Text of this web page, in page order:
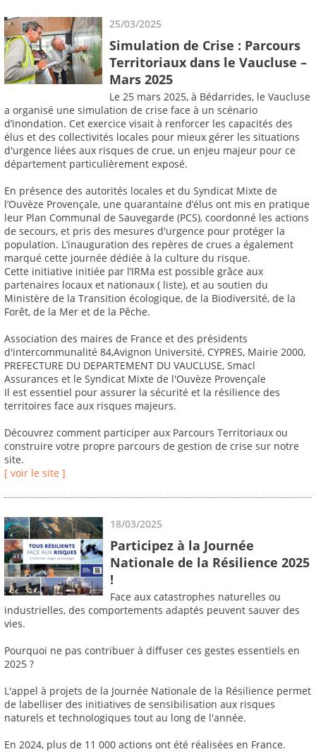
25/03/2025
Simulation de Crise : Parcours
Territoriaux dans le Vaucluse –
Mars 2025
Le 25 mars 2025, à Bédarrides, le Vaucluse
a organisé une simulation de crise face à un scénario
d’inondation. Cet exercice visait à renforcer les capacités des
élus et des collectivités locales pour mieux gérer les situations
d'urgence liées aux risques de crue, un enjeu majeur pour ce
département particulièrement exposé.
En présence des autorités locales et du Syndicat Mixte de
l’Ouvèze Provençale, une quarantaine d’élus ont mis en pratique
leur Plan Communal de Sauvegarde (PCS), coordonné les actions
de secours, et pris des mesures d'urgence pour protéger la
population. L’inauguration des repères de crues a également
marqué cette journée dédiée à la culture du risque.
Cette initiative initiée par l’IRMa est possible grâce aux
partenaires locaux et nationaux ( liste), et au soutien du
Ministère de la Transition écologique, de la Biodiversité, de la
Forêt, de la Mer et de la Pêche.
Association des maires de France et des présidents
d'intercommunalité 84,Avignon Université, CYPRES, Mairie 2000,
PREFECTURE DU DEPARTEMENT DU VAUCLUSE, Smacl
Assurances et le Syndicat Mixte de l'Ouvèze Provençale
Il est essentiel pour assurer la sécurité et la résilience des
territoires face aux risques majeurs.
Découvrez comment participer aux Parcours Territoriaux ou
construire votre propre parcours de gestion de crise sur notre
site.
[ voir le site ]
18/03/2025
Participez à la Journée
Nationale de la Résilience 2025
!
Face aux catastrophes naturelles ou
industrielles, des comportements adaptés peuvent sauver des
vies.
Pourquoi ne pas contribuer à diffuser ces gestes essentiels en
2025 ?
L'appel à projets de la Journée Nationale de la Résilience permet
de labelliser des initiatives de sensibilisation aux risques
naturels et technologiques tout au long de l'année.
En 2024, plus de 11 000 actions ont été réalisées en France.